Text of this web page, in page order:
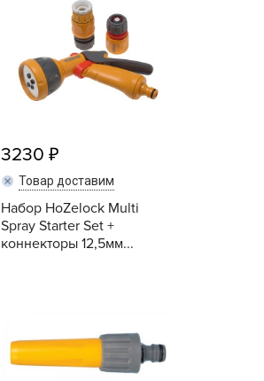
3230
Товар доставим
Набор HoZelock Multi
Spray Starter Set +
коннекторы 12,5мм...